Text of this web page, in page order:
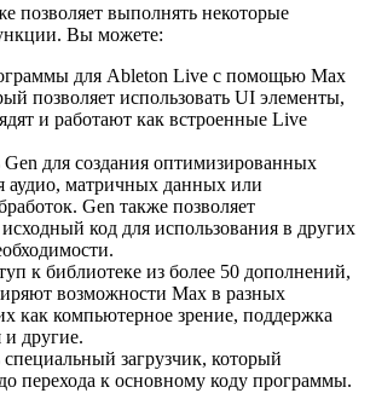
позволяет выполнять некоторые
Вы можете:
для Ableton Live с помощью Max
позволяет использовать UI элементы,
и работают как встроенные Live
Gen для создания оптимизированных
аудио, матричных данных или
Gen также позволяет
исходный код для использования в других
к библиотеке из более 50 дополнений,
возможности Max в разных
как компьютерное зрение, поддержка
и другие.
специальный загрузчик, который
перехода к основному коду программы.